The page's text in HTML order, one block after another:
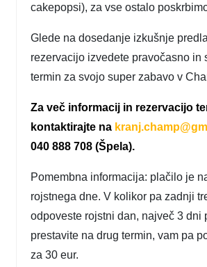
cakepopsi), za vse ostalo
Glede na dosedanje izkušnje
rezervacijo izvedete pravočasno in
termin za svojo super zabavo v
Za več informacij in rezervacijo
kontaktirajte na
040 888 708 (Špela).
Pomembna informacija: plačilo je
rojstnega dne. V kolikor pa zadnji
odpoveste rojstni dan, največ 3 dni
prestavite na drug termin, vam pa
za 30 eur.